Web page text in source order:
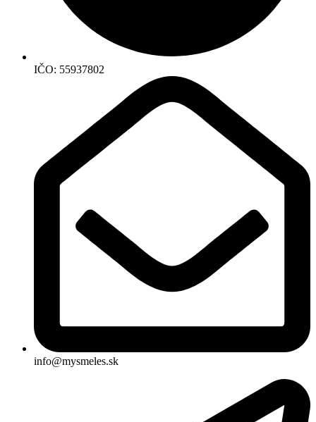
IČO: 55937802
info@mysmeles.sk